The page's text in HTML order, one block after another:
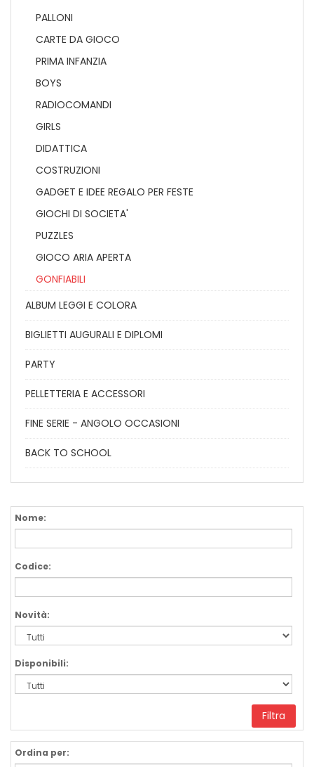
PALLONI
CARTE DA GIOCO
PRIMA INFANZIA
BOYS
RADIOCOMANDI
GIRLS
DIDATTICA
COSTRUZIONI
GADGET E IDEE REGALO PER FESTE
GIOCHI DI SOCIETA'
PUZZLES
GIOCO ARIA APERTA
GONFIABILI
ALBUM LEGGI E COLORA
BIGLIETTI AUGURALI E DIPLOMI
PARTY
PELLETTERIA E ACCESSORI
FINE SERIE - ANGOLO OCCASIONI
BACK TO SCHOOL
Nome:
Codice:
Novità:
Disponibili:
Filtra
Ordina per: